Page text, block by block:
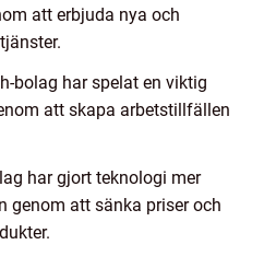
att erbjuda nya och
bolag har spelat en viktig
att skapa arbetstillfällen
har gjort teknologi mer
genom att sänka priser och